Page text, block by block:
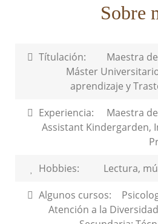
Sobre
Títulación:
Maestra
Máster
aprendizaje y
Experiencia:
Maestra
Assistant Kindergarden,
Hobbies:
Lectura,
Algunos cursos:
Atención a la